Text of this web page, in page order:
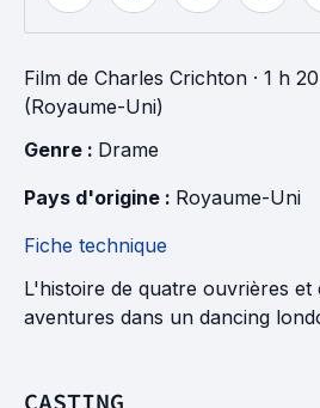
Film de Charles Crichton · 1 h
(Royaume-Uni)
Genre : Drame
Pays d'origine : Royaume-Uni
Fiche technique
L'histoire de quatre ouvrières et
aventures dans un dancing
CASTING